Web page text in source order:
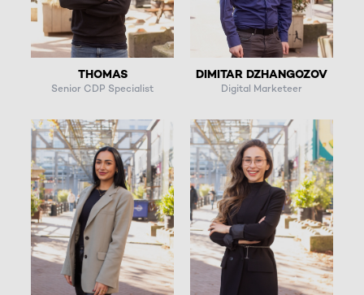
THOMAS
Senior CDP Specialist
DIMITAR DZHANGOZOV
Digital Marketeer